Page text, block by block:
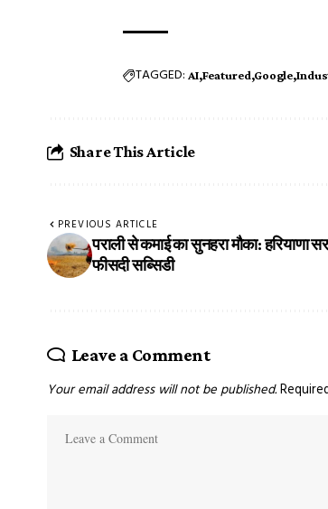
TAGGED: AI Featured Google
Share This Article
PREVIOUS ARTICLE
पराली से कमाई का सुनहरा मौका: हरियाणा
फीसदी सब्सिडी
Leave a Comment
Your email address will not be published.